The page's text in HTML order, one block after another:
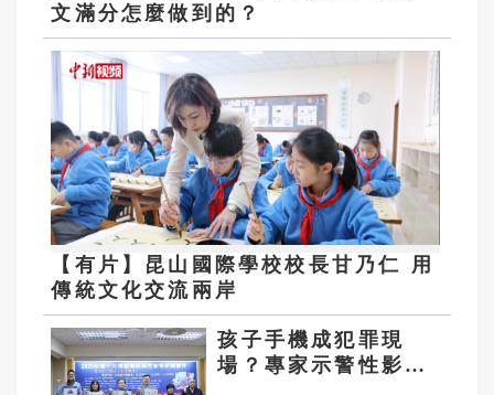
文滿分怎麼做到的？
【有片】昆山國際學校校長甘乃仁 用
傳統文化交流兩岸
孩子手機成犯罪現
場？專家示警性影像